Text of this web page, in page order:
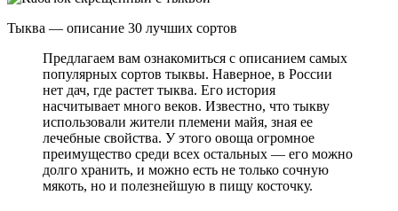
Тыква — описание 30 лучших сортов
Предлагаем вам ознакомиться с описанием самых
популярных сортов тыквы. Наверное, в России
нет дач, где растет тыква. Его история
насчитывает много веков. Известно, что тыкву
использовали жители племени майя, зная ее
лечебные свойства. У этого овоща огромное
преимущество среди всех остальных — его можно
долго хранить, и можно есть не только сочную
мякоть, но и полезнейшую в пищу косточку.